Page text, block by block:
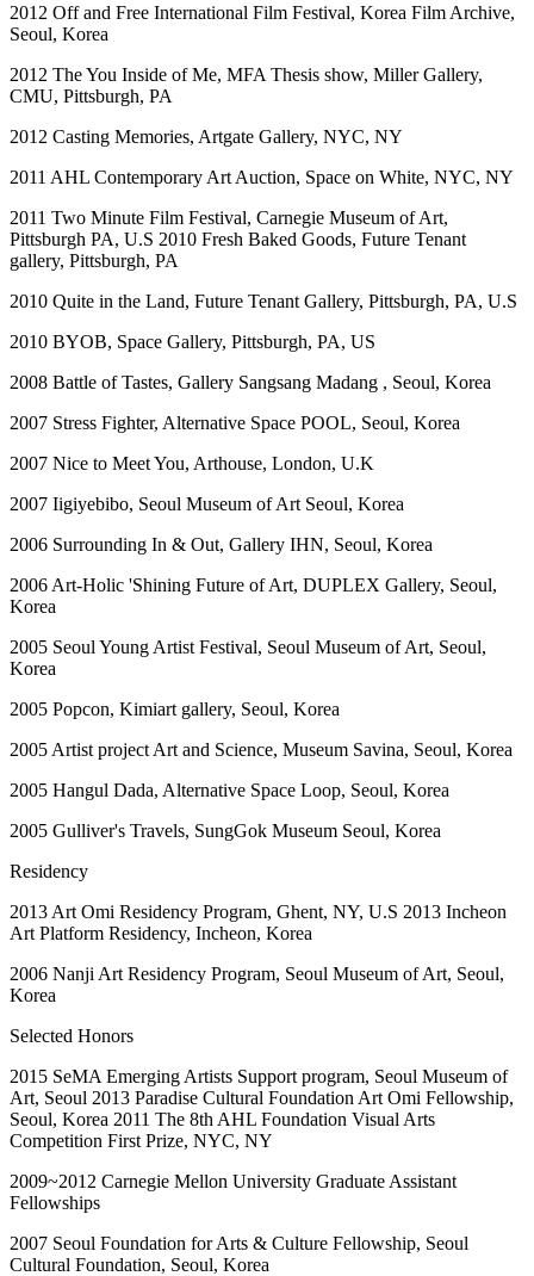
2012 Off and Free International Film Festival, Korea Film Archive,
Seoul, Korea
2012 The You Inside of Me, MFA Thesis show, Miller Gallery,
CMU, Pittsburgh, PA
2012 Casting Memories, Artgate Gallery, NYC, NY
2011 AHL Contemporary Art Auction, Space on White, NYC, NY
2011 Two Minute Film Festival, Carnegie Museum of Art,
Pittsburgh PA, U.S 2010 Fresh Baked Goods, Future Tenant
gallery, Pittsburgh, PA
2010 Quite in the Land, Future Tenant Gallery, Pittsburgh, PA, U.S
2010 BYOB, Space Gallery, Pittsburgh, PA, US
2008 Battle of Tastes, Gallery Sangsang Madang , Seoul, Korea
2007 Stress Fighter, Alternative Space POOL, Seoul, Korea
2007 Nice to Meet You, Arthouse, London, U.K
2007 Iigiyebibo, Seoul Museum of Art Seoul, Korea
2006 Surrounding In & Out, Gallery IHN, Seoul, Korea
2006 Art-Holic 'Shining Future of Art, DUPLEX Gallery, Seoul,
Korea
2005 Seoul Young Artist Festival, Seoul Museum of Art, Seoul,
Korea
2005 Popcon, Kimiart gallery, Seoul, Korea
2005 Artist project Art and Science, Museum Savina, Seoul, Korea
2005 Hangul Dada, Alternative Space Loop, Seoul, Korea
2005 Gulliver's Travels, SungGok Museum Seoul, Korea
Residency
2013 Art Omi Residency Program, Ghent, NY, U.S 2013 Incheon
Art Platform Residency, Incheon, Korea
2006 Nanji Art Residency Program, Seoul Museum of Art, Seoul,
Korea
Selected Honors
2015 SeMA Emerging Artists Support program, Seoul Museum of
Art, Seoul 2013 Paradise Cultural Foundation Art Omi Fellowship,
Seoul, Korea 2011 The 8th AHL Foundation Visual Arts
Competition First Prize, NYC, NY
2009~2012 Carnegie Mellon University Graduate Assistant
Fellowships
2007 Seoul Foundation for Arts & Culture Fellowship, Seoul
Cultural Foundation, Seoul, Korea